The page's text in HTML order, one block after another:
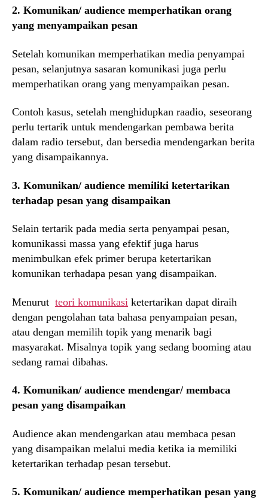
2. Komunikan/ audience memperhatikan orang
yang menyampaikan pesan
Setelah komunikan memperhatikan media penyampai
pesan, selanjutnya sasaran komunikasi juga perlu
memperhatikan orang yang menyampaikan pesan.
Contoh kasus, setelah menghidupkan raadio, seseorang
perlu tertarik untuk mendengarkan pembawa berita
dalam radio tersebut, dan bersedia mendengarkan berita
yang disampaikannya.
3. Komunikan/ audience memiliki ketertarikan
terhadap pesan yang disampaikan
Selain tertarik pada media serta penyampai pesan,
komunikassi massa yang efektif juga harus
menimbulkan efek primer berupa ketertarikan
komunikan terhadapa pesan yang disampaikan.
Menurut teori komunikasi ketertarikan dapat diraih
dengan pengolahan tata bahasa penyampaian pesan,
atau dengan memilih topik yang menarik bagi
masyarakat. Misalnya topik yang sedang booming atau
sedang ramai dibahas.
4. Komunikan/ audience mendengar/ membaca
pesan yang disampaikan
Audience akan mendengarkan atau membaca pesan
yang disampaikan melalui media ketika ia memiliki
ketertarikan terhadap pesan tersebut.
5. Komunikan/ audience memperhatikan pesan yang